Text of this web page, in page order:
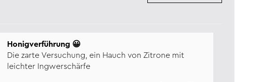
Honigverführung 😀
Die zarte Versuchung, ein Hauch von Zitrone mit
leichter Ingwerschärfe